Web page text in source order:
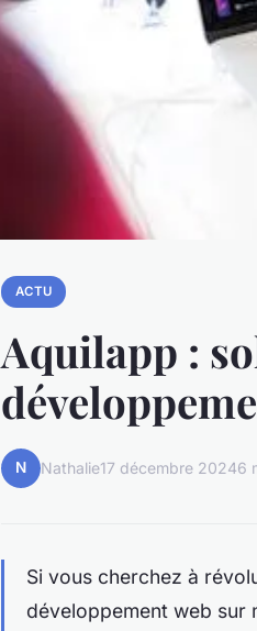
ACTU
Aquilapp :
N Nathalie17 décembre 20246
Si vous cherchez à
développement web sur